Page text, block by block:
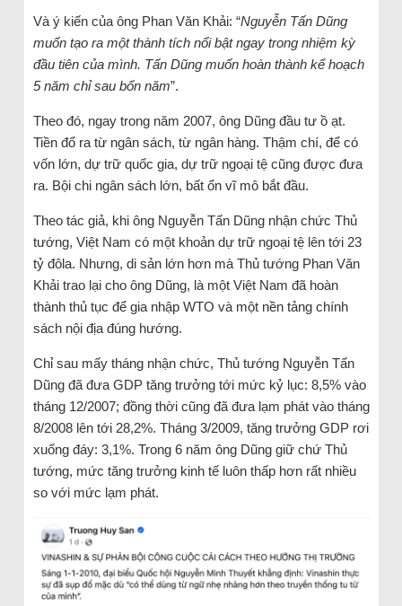
Và ý kiến của ông Phan Văn Khải: “Nguyễn Tấn Dũng
muốn tạo ra một thành tích nổi bật ngay trong nhiệm kỳ
đầu tiên của mình. Tấn Dũng muốn hoàn thành kế hoạch
5 năm chỉ sau bốn năm”.
Theo đó, ngay trong năm 2007, ông Dũng đầu tư ồ ạt.
Tiền đổ ra từ ngân sách, từ ngân hàng. Thậm chí, để có
vốn lớn, dự trữ quốc gia, dự trữ ngoại tệ cũng được đưa
ra. Bội chi ngân sách lớn, bất ổn vĩ mô bắt đầu.
Theo tác giả, khi ông Nguyễn Tấn Dũng nhận chức Thủ
tướng, Việt Nam có một khoản dự trữ ngoại tệ lên tới 23
tỷ đôla. Nhưng, di sản lớn hơn mà Thủ tướng Phan Văn
Khải trao lại cho ông Dũng, là một Việt Nam đã hoàn
thành thủ tục để gia nhập WTO và một nền tảng chính
sách nội địa đúng hướng.
Chỉ sau mấy tháng nhận chức, Thủ tướng Nguyễn Tấn
Dũng đã đưa GDP tăng trưởng tới mức kỷ lục: 8,5% vào
tháng 12/2007; đồng thời cũng đã đưa lạm phát vào tháng
8/2008 lên tới 28,2%. Tháng 3/2009, tăng trưởng GDP rơi
xuống đáy: 3,1%. Trong 6 năm ông Dũng giữ chứ Thủ
tướng, mức tăng trưởng kinh tế luôn thấp hơn rất nhiều
so với mức lạm phát.